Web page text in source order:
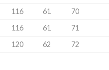
116 61
70
116 61
71
120 62 72